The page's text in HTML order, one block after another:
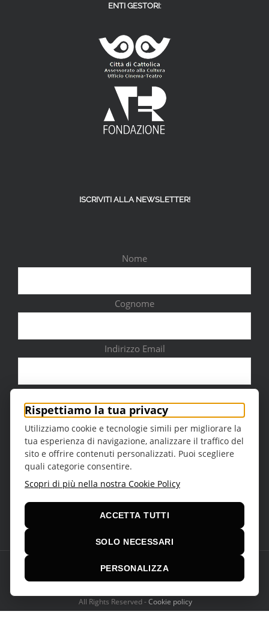
ENTI GESTORI:
ISCRIVITI ALLA NEWSLETTER!
Nome
Cognome
Indirizzo Email
Sesso
2026 | Teatro della Regina Theme by
All Rights Reserved -Cookie policy
Rispettiamo la tua privacy
Utilizziamo cookie e tecnologie simili per migliorare la
tua esperienza di navigazione, analizzare il traffico del
sito e offrire contenuti personalizzati. Puoi scegliere
quali categorie consentire.
Scopri di più nella nostra Cookie Policy
ACCETTA TUTTI
SOLO NECESSARI
PERSONALIZZA